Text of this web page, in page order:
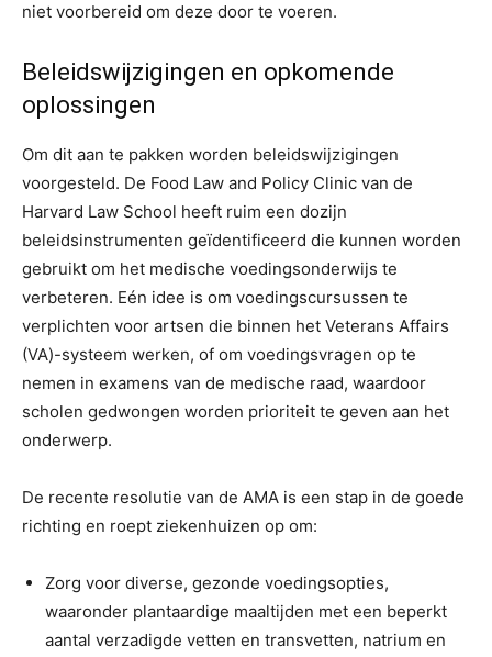
niet voorbereid om deze door te voeren.
Beleidswijzigingen en opkomende
oplossingen
Om dit aan te pakken worden beleidswijzigingen
voorgesteld. De Food Law and Policy Clinic van de
Harvard Law School heeft ruim een ​​dozijn
beleidsinstrumenten geïdentificeerd die kunnen worden
gebruikt om het medische voedingsonderwijs te
verbeteren. Eén idee is om voedingscursussen te
verplichten voor artsen die binnen het Veterans Affairs
(VA)-systeem werken, of om voedingsvragen op te
nemen in examens van de medische raad, waardoor
scholen gedwongen worden prioriteit te geven aan het
onderwerp.
De recente resolutie van de AMA is een stap in de goede
richting en roept ziekenhuizen op om:
Zorg voor diverse, gezonde voedingsopties,
waaronder plantaardige maaltijden met een beperkt
aantal verzadigde vetten en transvetten, natrium en